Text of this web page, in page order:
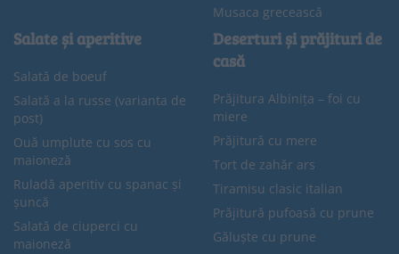
Musaca grecească
Salate și aperitive
Salată de boeuf
Salată a la russe (varianta de
post)
Ouă umplute cu sos cu
maioneză
Ruladă aperitiv cu spanac și
șuncă
Salată de ciuperci cu
maioneză
Deserturi și prăjituri de
casă
Prăjitura Albinița – foi cu
miere
Prăjitură cu mere
Tort de zahăr ars
Tiramisu clasic italian
Prăjitură pufoasă cu prune
Găluște cu prune